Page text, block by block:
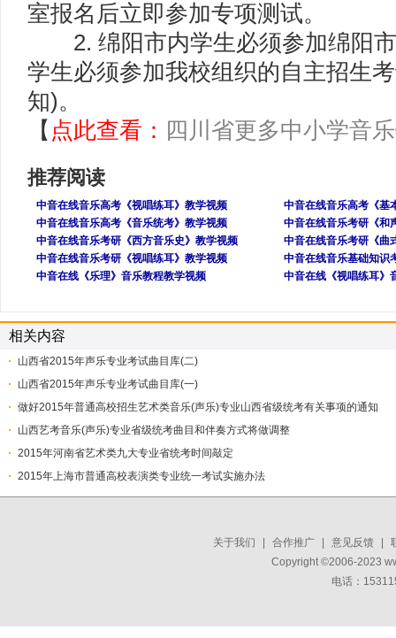
室报名后立即参加专项测试。
2. 绵阳市内学生必须参加绵阳市
学生必须参加我校组织的自主招生
知)。
【 点此查看： 四川省更多中小学音
推荐阅读
中音在线音乐高考《视唱练耳》教学视频
中音在线音乐高考《基
中音在线音乐高考《音乐统考》教学视频
中音在线音乐考研《和
中音在线音乐考研《西方音乐史》教学视频
中音在线音乐考研《曲
中音在线音乐考研《视唱练耳》教学视频
中音在线音乐基础知识
中音在线《乐理》音乐教程教学视频
中音在线《视唱练耳》
相关内容
山西省2015年声乐专业考试曲目库(二)
山西省2015年声乐专业考试曲目库(一)
做好2015年普通高校招生艺术类音乐(声乐)专业山西省级统考有关事项的通知
山西艺考音乐(声乐)专业省级统考曲目和伴奏方式将做调整
2015年河南省艺术类九大专业省统考时间敲定
2015年上海市普通高校表演类专业统一考试实施办法
关于我们 合作推广 意见反馈
Copyright ©2006-2023
电话：